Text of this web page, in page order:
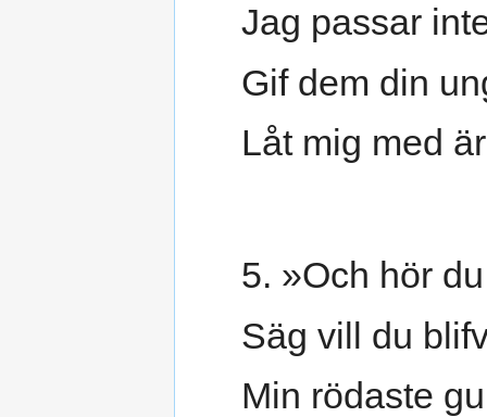
Jag passar
Gif dem din
Låt mig med
5. »Och hör
Säg vill du
Min rödaste